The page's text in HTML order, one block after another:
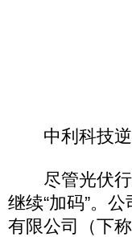
中利科技逆
尽管光伏行
继续“加码”。
有限公司（下